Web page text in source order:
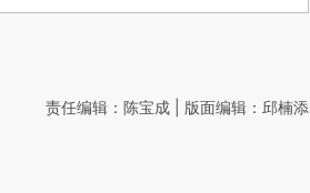
责任编辑：陈宝成 | 版面编辑：邱楠添